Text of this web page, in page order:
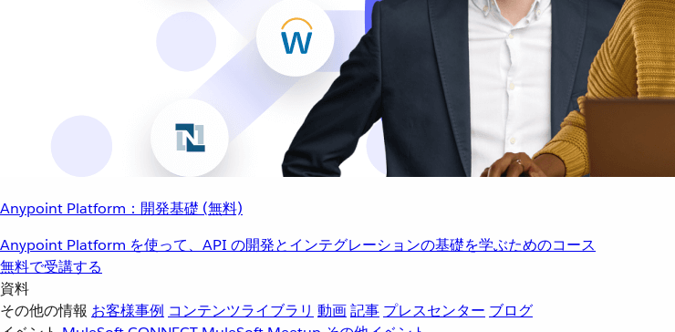
Anypoint Platform：開発基礎 (無料)
Anypoint Platform を使って、API の開発とインテグレーションの基礎を学ぶためのコース
無料で受講する
資料
その他の情報 お客様事例 コンテンツライブラリ 動画記事 プレスセンター ブログ